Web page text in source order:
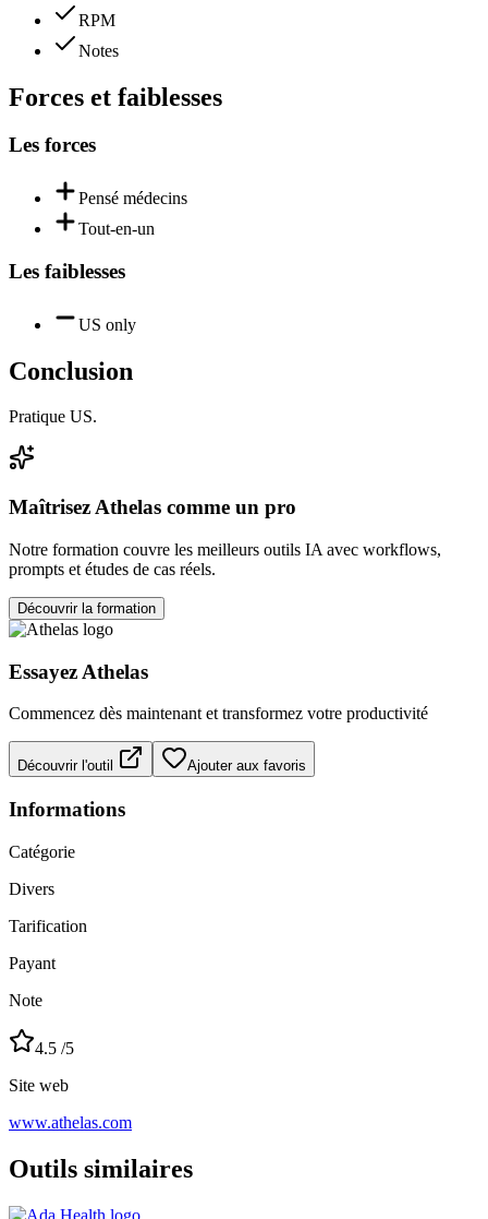
RPM
Notes
Forces et faiblesses
Les forces
Pensé médecins
Tout-en-un
Les faiblesses
US only
Conclusion
Pratique US.
Maîtrisez Athelas comme un pro
Notre formation couvre les meilleurs outils IA avec workflows,
prompts et études de cas réels.
Découvrir la formation
Essayez Athelas
Commencez dès maintenant et transformez votre productivité
Découvrir l'outil Ajouter aux favoris
Informations
Catégorie
Divers
Tarification
Payant
Note
4.5 /5
Site web
www.athelas.com
Outils similaires